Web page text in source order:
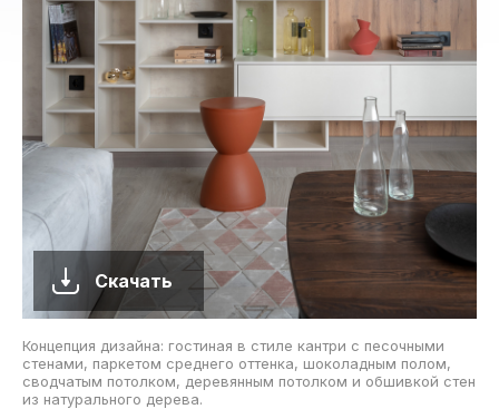
Скачать
Концепция дизайна: гостиная в стиле кантри с песочными
стенами, паркетом среднего оттенка, шоколадным полом,
сводчатым потолком, деревянным потолком и обшивкой стен
из натурального дерева.